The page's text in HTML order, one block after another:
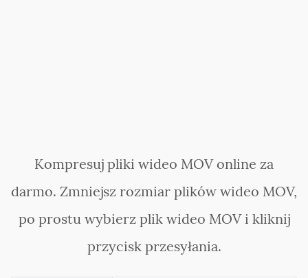
Kompresuj pliki wideo MOV online za
darmo. Zmniejsz rozmiar plików wideo MOV,
po prostu wybierz plik wideo MOV i kliknij
przycisk przesyłania.